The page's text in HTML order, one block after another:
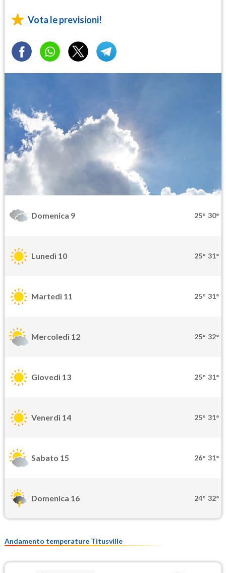
Vota le previsioni!
Domenica 9 25° 30°
Lunedì 10 25° 31°
Martedì 11 25° 31°
Mercoledì 12 25° 32°
Giovedì 13 25° 31°
Venerdì 14 25° 31°
Sabato 15 26° 31°
Domenica 16 24° 32°
Andamento temperature Titusville